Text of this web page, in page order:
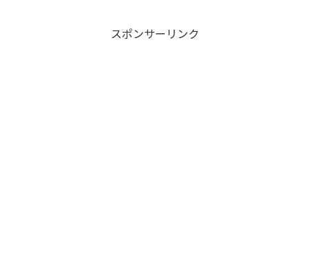
スポンサーリンク